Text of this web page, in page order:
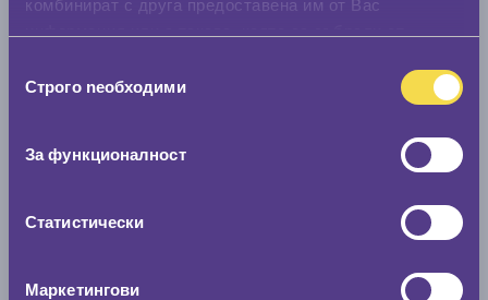
комбинират с друга предоставена им от Вас
наСтрого nеобходими
За функционалност
Статистически
Маркетингови
По марка автомобил